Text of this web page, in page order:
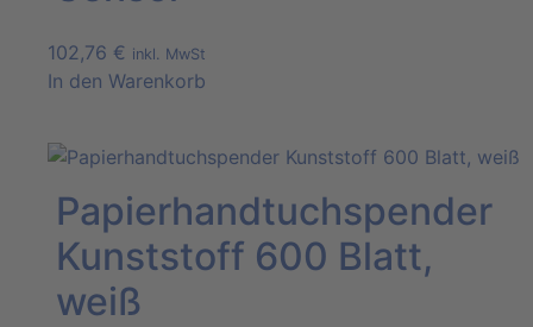
102,76 € inkl. MwSt
In den Warenkorb
Papierhandtuchspender
Kunststoff 600 Blatt,
weiß